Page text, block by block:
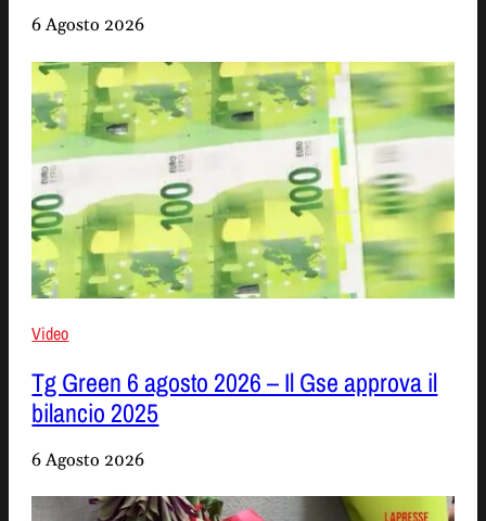
6 Agosto 2026
Video
Tg Green 6 agosto 2026 – Il Gse approva il
bilancio 2025
6 Agosto 2026